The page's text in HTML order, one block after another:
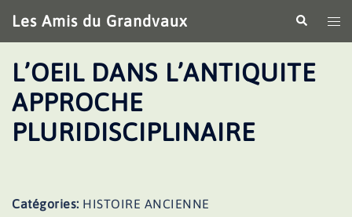
au
contenu
Les Amis du Grandvaux
le
L’OEIL DANS L’ANTIQUITE
APPROCHE
PLURIDISCIPLINAIRE
Catégories: HISTOIRE ANCIENNE